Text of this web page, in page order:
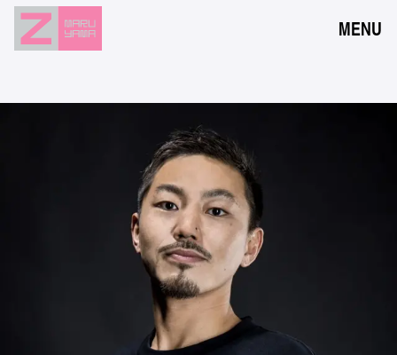
MENU
EVENTS
RESERVATION
FLOOR GUIDE
JPN ENG